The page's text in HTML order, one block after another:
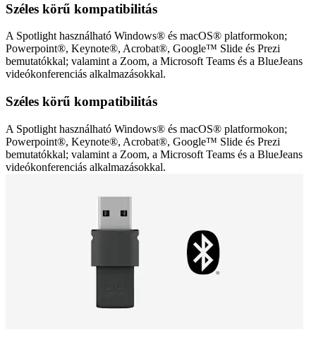
Széles körű kompatibilitás
A Spotlight használható Windows® és macOS® platformokon;
Powerpoint®, Keynote®, Acrobat®, Google™ Slide és Prezi
bemutatókkal; valamint a Zoom, a Microsoft Teams és a BlueJeans
videókonferenciás alkalmazásokkal.
Széles körű kompatibilitás
A Spotlight használható Windows® és macOS® platformokon;
Powerpoint®, Keynote®, Acrobat®, Google™ Slide és Prezi
bemutatókkal; valamint a Zoom, a Microsoft Teams és a BlueJeans
videókonferenciás alkalmazásokkal.